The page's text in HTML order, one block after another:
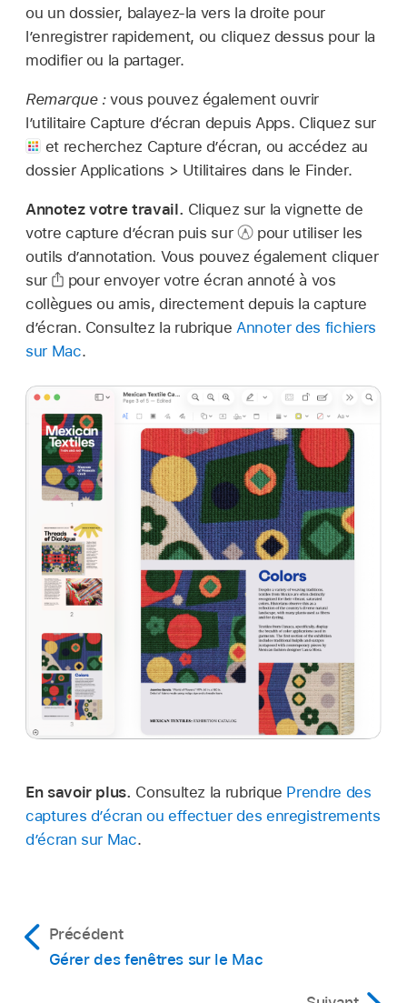
ou un dossier, balayez-la vers la droite pour
l’enregistrer rapidement, ou cliquez dessus pour la
modifier ou la partager.
Remarque :vous pouvez également ouvrir
l’utilitaire Capture d’écran depuis Apps. Cliquez sur
et recherchez Capture d’écran, ou accédez au
dossier Applications > Utilitaires dans le Finder.
Annotez votre travail. Cliquez sur la vignette de
votre capture d’écran puis sur
pour utiliser les
outils d’annotation. Vous pouvez également cliquer
sur
pour envoyer votre écran annoté à vos
collègues ou amis, directement depuis la capture
d’écran. Consultez la rubrique Annoter des fichiers
sur Mac.
En savoir plus. Consultez la rubrique Prendre des
captures d’écran ou effectuer des enregistrements
d’écran sur Mac.
Précédent
Gérer des fenêtres sur le Mac